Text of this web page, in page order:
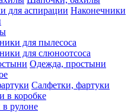
Наконечники
для пылесоса
для слюноотсоса
Одежда, простыни
Салфетки, фартуки
в коробке
рулоне